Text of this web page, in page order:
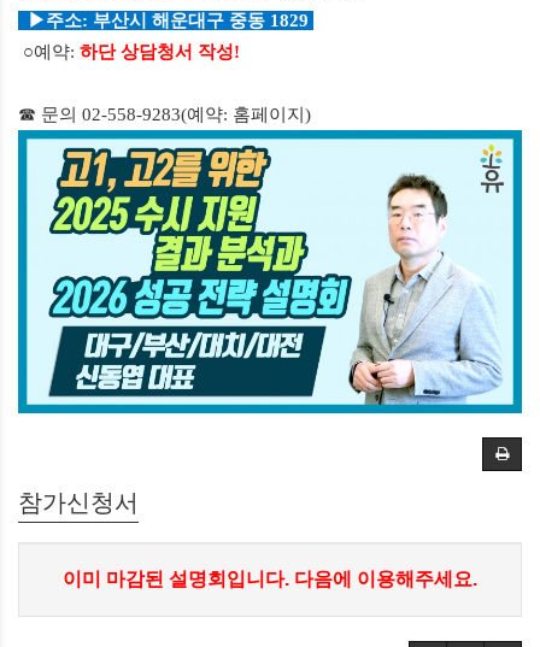
▶주소: 부산시 해운대구 중동 1829
○예약: 하단 상담청서 작성!
☎ 문의 02-558-9283(예약: 홈페이지 )
참가신청서
이미 마감된 설명회입니다. 다음에 이용해주세요.